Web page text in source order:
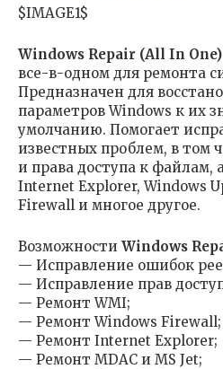
$IMAGE1$
Windows Repair (All In One)
все-в-одном для ремонта
Предназначен для
параметров Windows к их
умолчанию. Помогает
известных проблем, в том
и права доступа к файлам,
Internet Explorer, Windows
Firewall и многое другое.
Возможности Windows
— Исправление ошибок
— Исправление прав
— Ремонт WMI;
— Ремонт Windows Firewall;
— Ремонт Internet Explorer;
— Ремонт MDAC и MS Jet;